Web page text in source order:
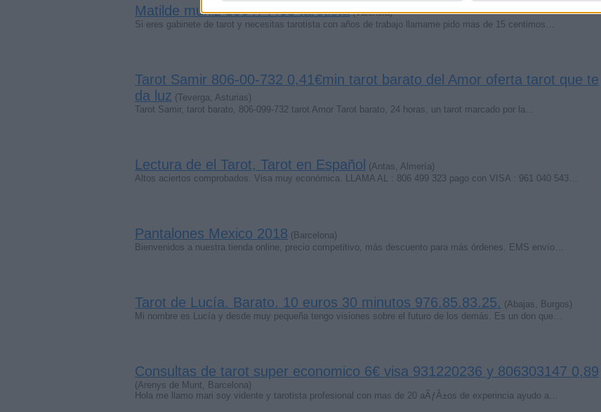
Matilde muñiz 806474463 tarotista(Valencia)
Si eres gabinete de tarot y necesitas tarotista con años de trabajo llamame pido mas de 15 centimos…
Tarot Samir 806-00-732 0,41€min tarot barato del Amor oferta tarot que te
da luz (Teverga, Asturias)
Tarot Samir, tarot barato, 806-099-732 tarot Amor Tarot barato, 24 horas, un tarot marcado por la…
Lectura de el Tarot, Tarot en Español
(Antas, Almería)
Altos aciertos comprobados. Visa muy económica. LLAMA AL : 806 499 323 pago con VISA : 961 040 543…
Pantalones Mexico 2018 (Barcelona)
Bienvenidos a nuestra tienda online, precio competitivo, más descuento para más órdenes. EMS envío…
Tarot de Lucía. Barato. 10 euros 30 minutos 976.85.83.25. (Abajas, Burgos)
Mi nombre es Lucía y desde muy pequeña tengo visiones sobre el futuro de los demás. Es un don que…
Consultas de tarot super economico 6€ visa 931220236 y 806303147 0,89
(Arenys de Munt, Barcelona)
Hola me llamo mari soy vidente y tarotista profesional con mas de 20 aÃƒÂ±os de experincia ayudo a…